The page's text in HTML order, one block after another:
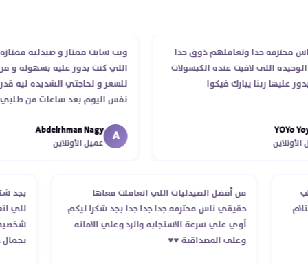
جدا وتعاملهم ذوق جدا
اللى لاقيت عنده الكبسولات
ربنا يبارك فيكوا
ويب سايت ممتاز و صيدليه ممتازه
اللي كنت بدور عليه بسهوله و من
للسعر و لحاجتي الشديده ليه قدر
نفس اليوم بعد ساعات من طلبي و
انتهاء موعد عمله ..فضل يتابع معايا
استلمت ..شكرا جزيلا ليكم
A
Abdelrhman Nagy
عميل الأونلاين
من أفضل الصيدليات اللي اتعاملت معاها
حقيقي ناس محترمه جدا جدا جدا بجد شكرا ليكم
أوي علي سرعة الاستجابه والرد وعلي الامانه
وعلي المصداقية ♥️♥️‏